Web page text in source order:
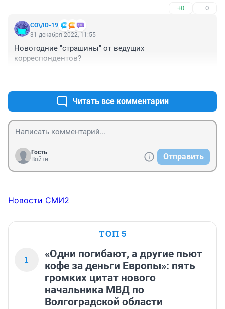
+0 –0
СО\/ID-19
31 декабря 2022, 11:55
Новогодние "страшины" от ведущих
корреспондентов?
Читать все комментарии
Гость
Войти
Отправить
Новости СМИ2
ТОП 5
1
«Одни погибают, а другие пьют
кофе за деньги Европы»: пять
громких цитат нового
начальника МВД по
Волгоградской области